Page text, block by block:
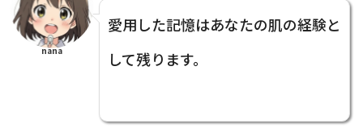
nana
愛用した記憶はあなたの肌の経験と
して残ります。